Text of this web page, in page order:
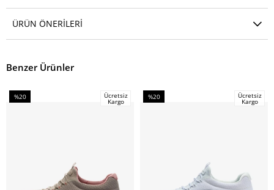
ÜRÜN ÖNERILERI
Benzer Ürünler
%20
Ücretsiz
Kargo
%20
Ücretsiz
Kargo